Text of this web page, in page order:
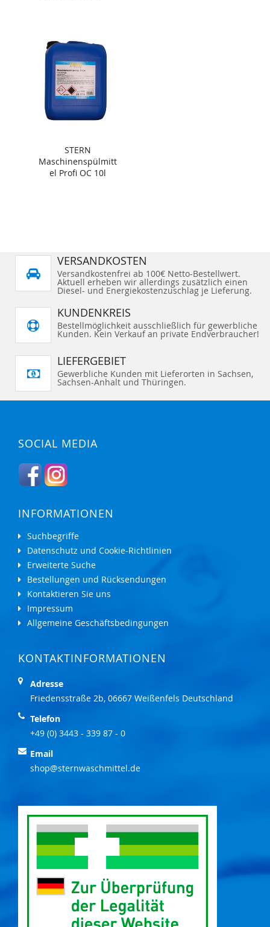
STERN
Maschinenspülmitt
el Profi OC 10l
VERSANDKOSTEN
Versandkostenfrei ab 100€ Netto-Bestellwert.
Aktuell erheben wir allerdings zusätzlich einen
Diesel- und Energiekostenzuschlag je Lieferung.
KUNDENKREIS
Bestellmöglichkeit ausschließlich für gewerbliche
Kunden. Kein Verkauf an private Endverbraucher!
LIEFERGEBIET
Gewerbliche Kunden mit Lieferorten in Sachsen,
Sachsen-Anhalt und Thüringen.
SOCIAL MEDIA
INFORMATIONEN
Suchbegriffe
Datenschutz und Cookie-Richtlinien
Erweiterte Suche
Bestellungen und Rücksendungen
Kontaktieren Sie uns
Impressum
Allgemeine Geschäftsbedingungen
KONTAKTINFORMATIONEN
Adresse
Friedensstraße 2b, 06667 Weißenfels Deutschland
Telefon
+49 (0) 3443 - 339 87 - 0
Email
shop@sternwaschmittel.de